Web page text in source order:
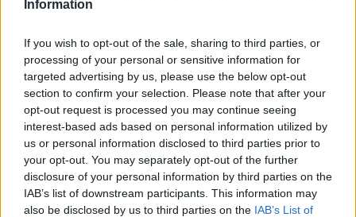
Information
If you wish to opt-out of the sale, sharing to third parties, or
processing of your personal or sensitive information for
targeted advertising by us, please use the below opt-out
section to confirm your selection. Please note that after your
opt-out request is processed you may continue seeing
interest-based ads based on personal information utilized by
us or personal information disclosed to third parties prior to
your opt-out. You may separately opt-out of the further
disclosure of your personal information by third parties on the
IAB’s list of downstream participants. This information may
also be disclosed by us to third parties on the IAB’s List of
időmérő összefoglalójával.
McLaren 1-2, Ferrari 10-18.